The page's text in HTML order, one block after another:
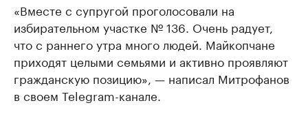
«Вместе с супругой проголосовали на
избирательном участке № 136. Очень радует,
что с раннего утра много людей. Майкопчане
приходят целыми семьями и активно проявляют
гражданскую позицию», — написал Митрофанов
в своем Telegram-канале.